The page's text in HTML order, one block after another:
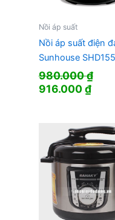
Nồi áp suất
Nồi áp suất điện
Sunhouse
980.000₫
Giá
980.000 ₫.
916.000₫Giá
là: